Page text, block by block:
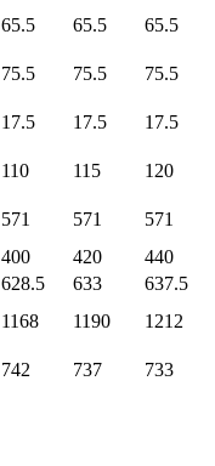
65.5 65.5 65.5
75.5 75.5 75.5
17.5 17.5 17.5
110 115 120
571 571 571
400 420 440
628.5 633 637.5
1168 1190 1212
742 737 733